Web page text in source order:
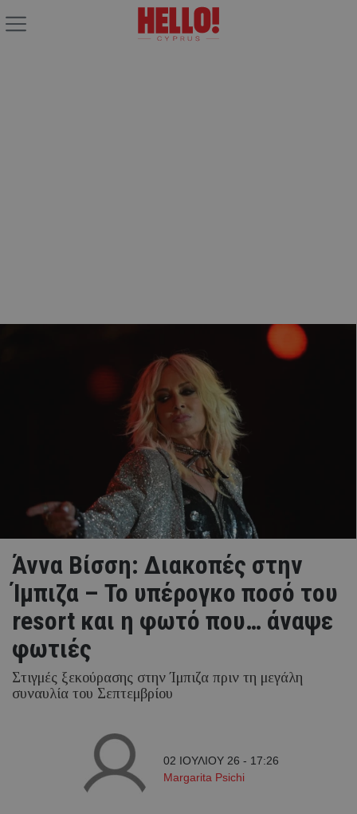
Άννα Βίσση: Διακοπές στην
Ίμπιζα – Το υπέρογκο ποσό του
resort και η φωτό που… άναψε
φωτιές
Στιγμές ξεκούρασης στην Ίμπιζα πριν τη μεγάλη
συναυλία του Σεπτεμβρίου
02 ΙΟΥΛΙΟΥ 26 - 17:26
Margarita Psichi